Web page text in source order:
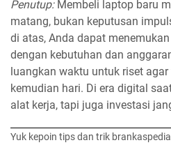
Penutup:Membeli laptop baru
matang, bukan keputusan
di atas, Anda dapat
dengan kebutuhan dan
luangkan waktu untuk riset
kemudian hari. Di era digital
alat kerja, tapi juga investasi
Yuk kepoin tips dan trik